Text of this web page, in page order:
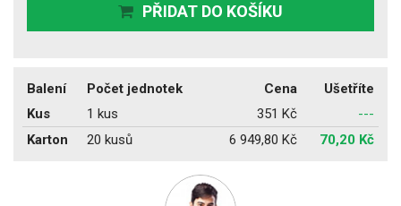
PŘIDAT DO KOŠÍKU
Balení Počet jednotek Cena
Ušetříte
Kus
1 kus 351 Kč
---
Karton
20 kusů 6 949,80 Kč 70,20 Kč